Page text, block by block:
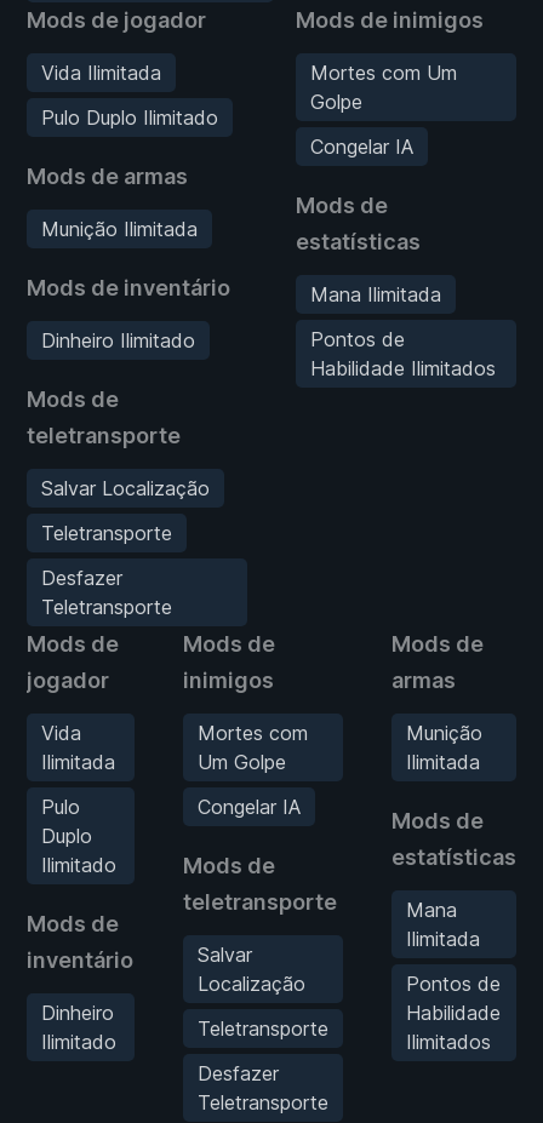
Mods de jogador
Vida Ilimitada
Pulo Duplo Ilimitado
Mods de armas
Munição Ilimitada
Mods de inventário
Dinheiro Ilimitado
Mods de
teletransporte
Salvar Localização
Teletransporte
Desfazer
Teletransporte
Mods de inimigos
Mortes com Um
Golpe
Congelar IA
Mods de
estatísticas
Mana Ilimitada
Pontos de
Habilidade Ilimitados
Mods de
jogador
Vida
Ilimitada
Pulo
Duplo
Ilimitado
Mods de
inventário
Dinheiro
Ilimitado
Mods de
inimigos
Mortes com
Um Golpe
Congelar IA
Mods de
teletransporte
Salvar
Localização
Teletransporte
Desfazer
Teletransporte
Mods de
armas
Munição
Ilimitada
Mods de
estatísticas
Mana
Ilimitada
Pontos de
Habilidade
Ilimitados